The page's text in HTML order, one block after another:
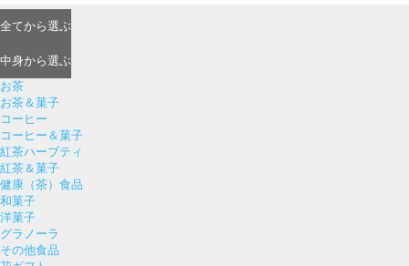
全てから選ぶ
中身から選ぶ
お茶
お茶＆菓子
コーヒー
コーヒー＆菓子
紅茶ハーブティ
紅茶＆菓子
健康（茶）食品
和菓子
洋菓子
グラノーラ
その他食品